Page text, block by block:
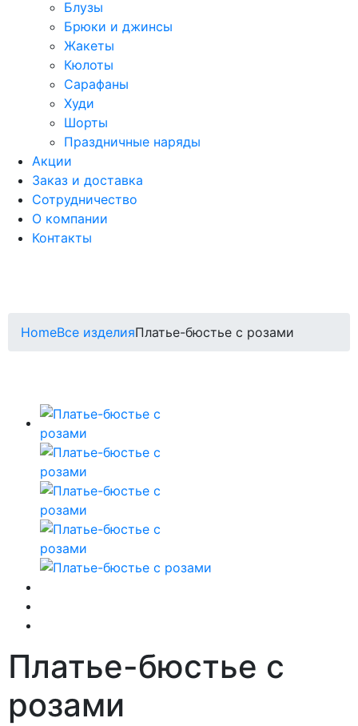
Блузы
Брюки и джинсы
Жакеты
Кюлоты
Сарафаны
Худи
Шорты
Праздничные наряды
Акции
Заказ и доставка
Сотрудничество
О компании
Контакты
HomeВсе изделияПлатье-бюстье с розами
Платье-бюстье с
розами